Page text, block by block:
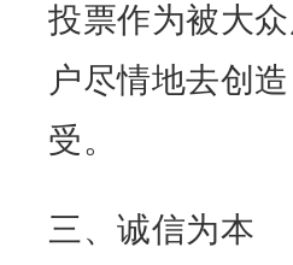
投票作为被大
户尽情地去创
受。
三、诚信为本